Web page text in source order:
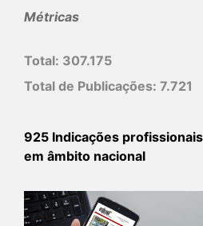
Métricas
Total: 307.175
Total de Publicações: 7.721
925 Indicações profissionais
em âmbito nacional